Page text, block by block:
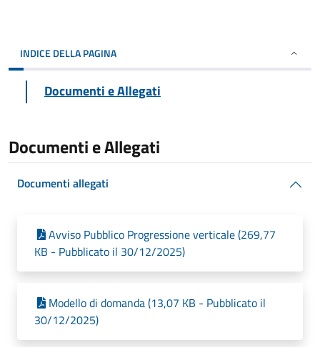
INDICE DELLA PAGINA
Documenti e Allegati
Documenti e Allegati
Documenti allegati
Avviso Pubblico Progressione verticale (269,77
KB - Pubblicato il 30/12/2025)
Modello di domanda (13,07 KB - Pubblicato il
30/12/2025)